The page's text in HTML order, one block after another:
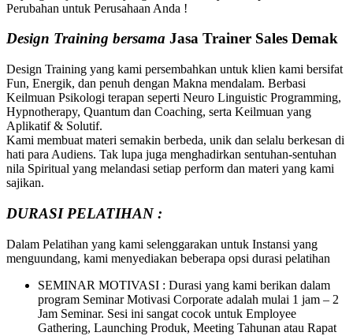
Perubahan untuk Perusahaan Anda !
Design Training bersama Jasa Trainer Sales Demak
Design Training yang kami persembahkan untuk klien kami bersifat
Fun, Energik, dan penuh dengan Makna mendalam. Berbasi
Keilmuan Psikologi terapan seperti Neuro Linguistic Programming,
Hypnotherapy, Quantum dan Coaching, serta Keilmuan yang
Aplikatif & Solutif.
Kami membuat materi semakin berbeda, unik dan selalu berkesan di
hati para Audiens. Tak lupa juga menghadirkan sentuhan-sentuhan
nila Spiritual yang melandasi setiap perform dan materi yang kami
sajikan.
DURASI PELATIHAN :
Dalam Pelatihan yang kami selenggarakan untuk Instansi yang
menguundang, kami menyediakan beberapa opsi durasi pelatihan
SEMINAR MOTIVASI : Durasi yang kami berikan dalam
program Seminar Motivasi Corporate adalah mulai 1 jam – 2
Jam Seminar. Sesi ini sangat cocok untuk Employee
Gathering, Launching Produk, Meeting Tahunan atau Rapat